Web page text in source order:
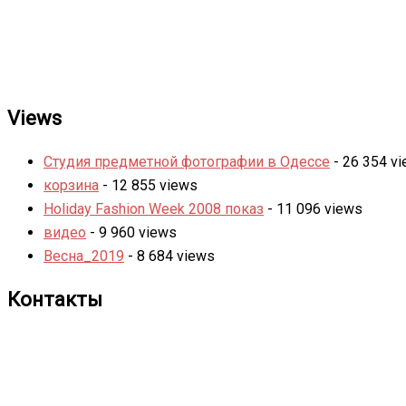
Views
Студия предметной фотографии в Одессе - 26 354
корзина - 12 855 views
Holiday Fashion Week 2008 показ - 11 096 views
видео - 9 960 views
Весна_2019 - 8 684 views
Контакты